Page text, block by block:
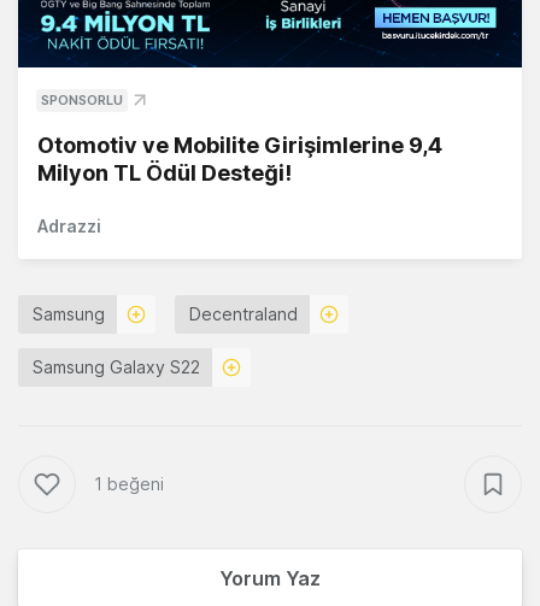
SPONSORLU
Otomotiv ve Mobilite Girişimlerine 9,4
Milyon TL Ödül Desteği!
Adrazzi
Samsung Decentraland
Samsung Galaxy S22
1 beğeni
Yorum Yaz